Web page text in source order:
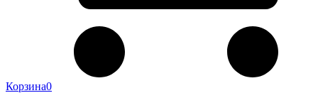
Корзина0